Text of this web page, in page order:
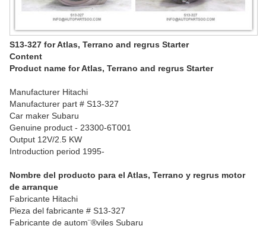
S13-327 for Atlas, Terrano and regrus Starter
Content
Product name for Atlas, Terrano and regrus Starter
Manufacturer Hitachi
Manufacturer part # S13-327
Car maker Subaru
Genuine product - 23300-6T001
Output 12V/2.5 KW
Introduction period 1995-
Nombre del producto para el Atlas, Terrano y regrus motor
de arranque
Fabricante Hitachi
Pieza del fabricante # S13-327
Fabricante de autom¨®viles Subaru